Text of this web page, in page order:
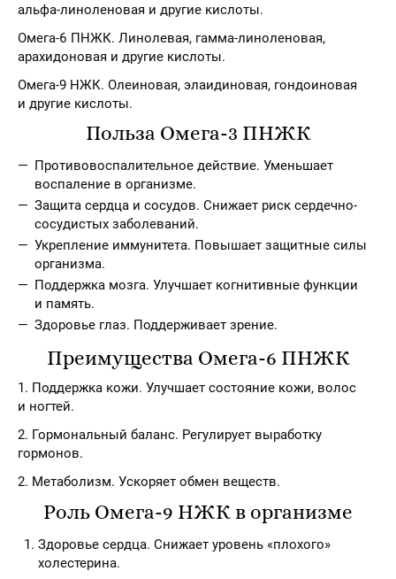
альфа-линоленовая и другие кислоты.
Омега-6 ПНЖК. Линолевая, гамма-линоленовая,
арахидоновая и другие кислоты.
Омега-9 НЖК. Олеиновая, элаидиновая, гондоиновая
и другие кислоты.
Польза Омега-3 ПНЖК
Противовоспалительное действие. Уменьшает
воспаление в организме.
Защита сердца и сосудов. Снижает риск сердечно-
сосудистых заболеваний.
Укрепление иммунитета. Повышает защитные силы
организма.
Поддержка мозга. Улучшает когнитивные функции
и память.
Здоровье глаз. Поддерживает зрение.
Преимущества Омега-6 ПНЖК
1. Поддержка кожи. Улучшает состояние кожи, волос
и ногтей.
2. Гормональный баланс. Регулирует выработку
гормонов.
2. Метаболизм. Ускоряет обмен веществ.
Роль Омега-9 НЖК в организме
Здоровье сердца. Снижает уровень «плохого»
холестерина.